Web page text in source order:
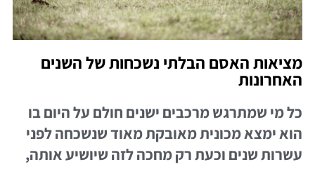
מציאות האסם הבלתי נשכחות של השנים
האחרונות
כל מי שמתרגש מרכבים ישנים חולם על היום בו
הוא ימצא מכונית מאובקת מאוד שנשכחה לפני
עשרות שנים וכעת רק מחכה לזה שיושיע אותה,